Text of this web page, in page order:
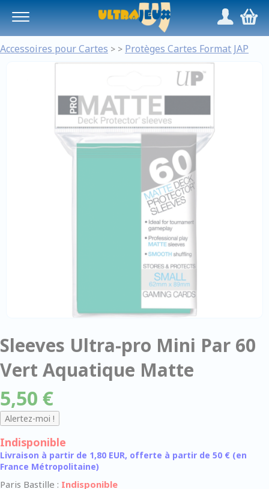
/,
Accessoires pour Cartes > > Protèges Cartes Format JAP
Sleeves Ultra-pro Mini Par 60
Vert Aquatique Matte
5,50 €
Indisponible
Livraison à partir de 1,80 EUR, offerte à partir de 50 € (en
France Métropolitaine)
Paris Bastille : Indisponible